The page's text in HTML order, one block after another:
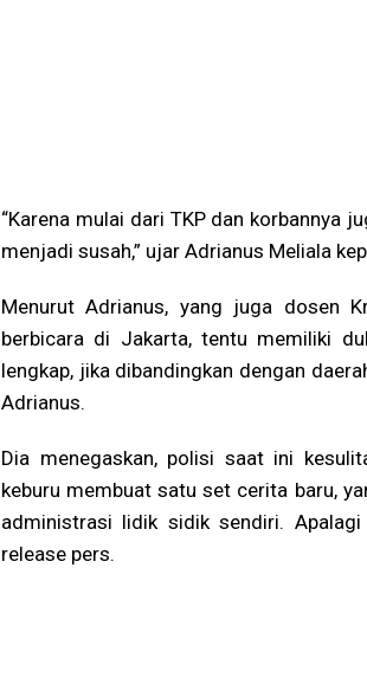
“Karena mulai dari TKP dan korbannya
menjadi susah,” ujar Adrianus Meliala
Menurut Adrianus, yang juga dosen
berbicara di Jakarta, tentu memiliki
lengkap, jika dibandingkan dengan
Adrianus.
Dia menegaskan, polisi saat ini
keburu membuat satu set cerita baru,
administrasi lidik sidik sendiri.
release pers.